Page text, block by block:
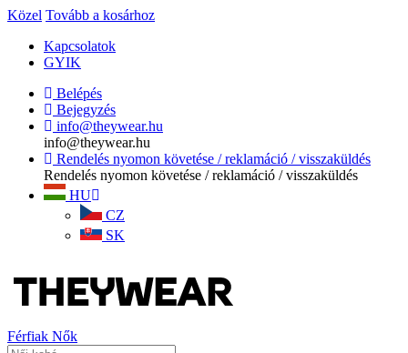
Közel Tovább a kosárhoz
Kapcsolatok
GYIK
Belépés
Bejegyzés
info@theywear.hu
info@theywear.hu
Rendelés nyomon követése / reklamáció / visszaküldés
Rendelés nyomon követése / reklamáció / visszaküldés
HU
CZ
SK
Férfiak Nők